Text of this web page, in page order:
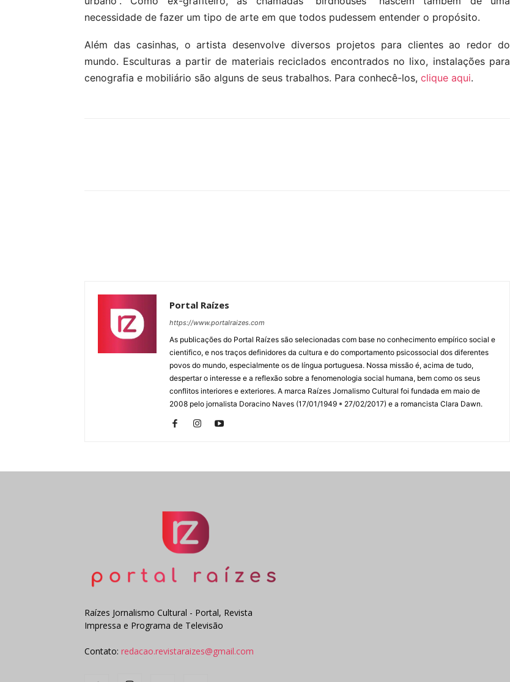
necessidade de fazer um tipo de arte em que todos pudessem entender o propósito.
Além das casinhas, o artista desenvolve diversos projetos para clientes ao redor do
mundo. Esculturas a partir de materiais reciclados encontrados no lixo, instalações para
cenografia e mobiliário são alguns de seus trabalhos. Para conhecê-los, clique aqui.
Portal Raízes
https://www.portalraizes.com
As publicações do Portal Raízes são selecionadas com base no conhecimento empírico social e
cientifico, e nos traços definidores da cultura e do comportamento psicossocial dos diferentes
povos do mundo, especialmente os de língua portuguesa. Nossa missão é, acima de tudo,
despertar o interesse e a reflexão sobre a fenomenologia social humana, bem como os seus
conflitos interiores e exteriores. A marca Raízes Jornalismo Cultural foi fundada em maio de
2008 pelo jornalista Doracino Naves (17/01/1949 * 27/02/2017) e a romancista Clara Dawn.
Raízes Jornalismo Cultural - Portal, Revista
Impressa e Programa de Televisão
Contato: redacao.revistaraizes@gmail.com